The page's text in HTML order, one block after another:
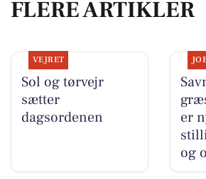
FLERE ARTIKLER
VEJRET
Sol og tørvejr
sætter
dagsordenen
er
og